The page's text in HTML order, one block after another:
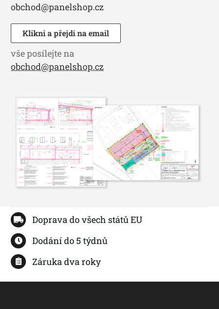
obchod@panelshop.cz
Klikni a přejdi na email
vše posílejte na
obchod@panelshop.cz
Doprava do všech států EU
Dodání do 5 týdnů
Záruka dva roky